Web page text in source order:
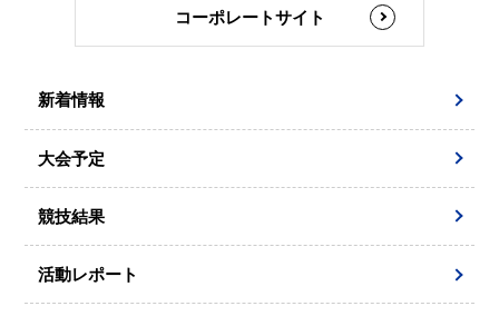
コーポレートサイト
新着情報
大会予定
競技結果
活動レポート